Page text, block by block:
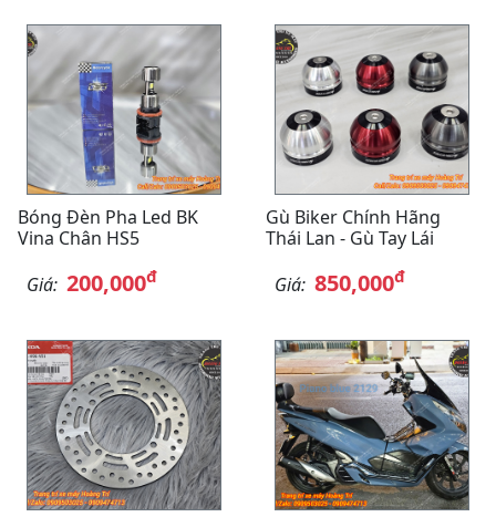
Bóng Đèn Pha Led BK
Vina Chân HS5
Giá: 200,000đ
Gù Biker Chính Hãng
Thái Lan - Gù Tay Lái
Giá: 850,000đ